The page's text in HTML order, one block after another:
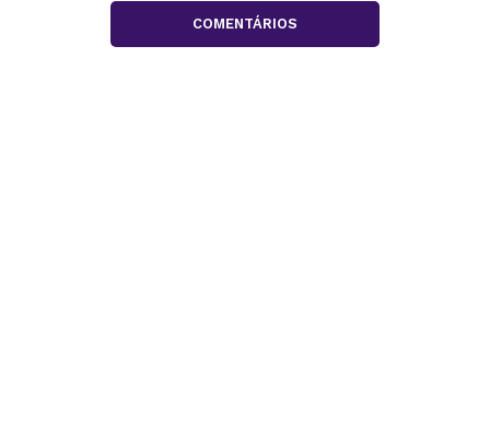
COMENTÁRIOS